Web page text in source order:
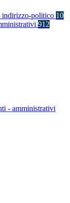
indirizzo-politico 10
912
- amministrativi